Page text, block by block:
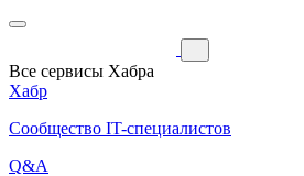
Все сервисы Хабра
Хабр
Сообщество IT-специалистов
Q&A